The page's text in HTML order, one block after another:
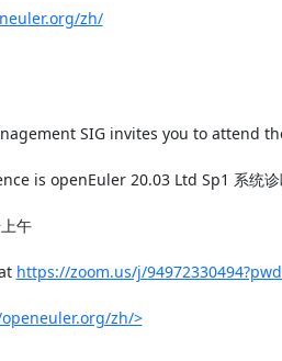
zh/
SIG invites you to attend
is openEuler 20.03 Ltd Sp1 系统诊
午
https://zoom.us/j/
zh/>